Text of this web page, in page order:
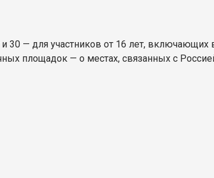
30 — для участников от 16 лет, включающих
площадок — о местах, связанных с